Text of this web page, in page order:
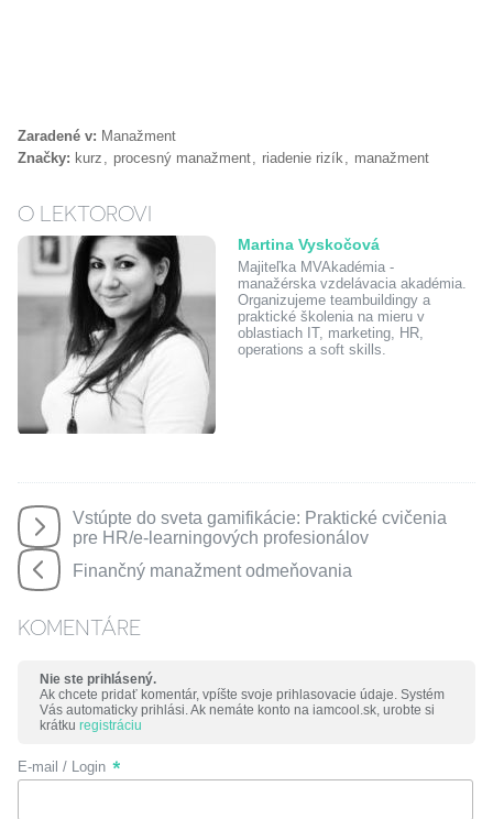
Zaradené v: Manažment
Značky: kurz procesný manažment riadenie rizík manažment
O LEKTOROVI
Martina Vyskočová
Majiteľka MVAkadémia -
manažérska vzdelávacia akadémia.
Organizujeme teambuildingy a
praktické školenia na mieru v
oblastiach IT, marketing, HR,
operations a soft skills.
Vstúpte do sveta gamifikácie: Praktické cvičenia
pre HR/e-learningových profesionálov
Finančný manažment odmeňovania
KOMENTÁRE
Nie ste prihlásený.
Ak chcete pridať komentár, vpíšte svoje prihlasovacie údaje. Systém
Vás automaticky prihlási. Ak nemáte konto na iamcool.sk, urobte si
krátku registráciu
E-mail / Login